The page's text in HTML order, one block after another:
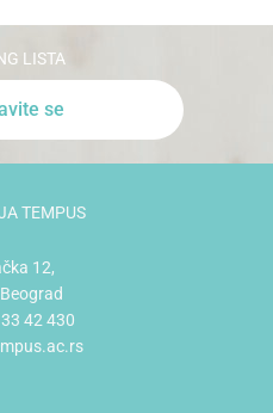
LISTA
se
TEMPUS
12,
42 430